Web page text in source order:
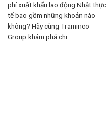
phí xuất khẩu lao động Nhật thực
tế bao gồm những khoản nào
không? Hãy cùng Traminco
Group khám phá chi...